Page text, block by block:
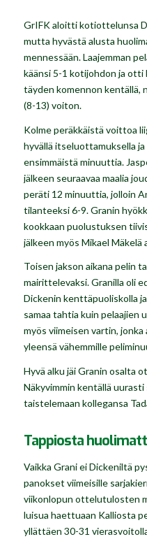
GrIFK aloitti kotiottelunsa
mutta hyvästä alusta
mennessään. Laajemman
käänsi 5-1 kotijohdon ja otti
täyden komennon kentällä,
(8-13) voiton.
Kolme peräkkäistä voittoa
hyvällä itseluottamuksella
ensimmäistä minuuttia.
jälkeen seuraavaa maalia
peräti 12 minuuttia, jolloin
tilanteeksi 6-9. Granin
kookkaan puolustuksen
jälkeen myös Mikael Mäkelä
Toisen jakson aikana pelin
mairittelevaksi. Granilla oli
Dickenin kenttäpuoliskolla
samaa tahtia kuin pelaajien
myös viimeisen vartin,
yleensä vähemmille
Hyvä alku jäi Granin osalta
Näkyvimmin kentällä
taistelemaan kollegansa
Tappiosta
Vaikka Grani ei Dickeniltä
panokset viimeisille
viikonlopun ottelutulosten
luisua haettuaan Kalliosta
yllättäen 30-31